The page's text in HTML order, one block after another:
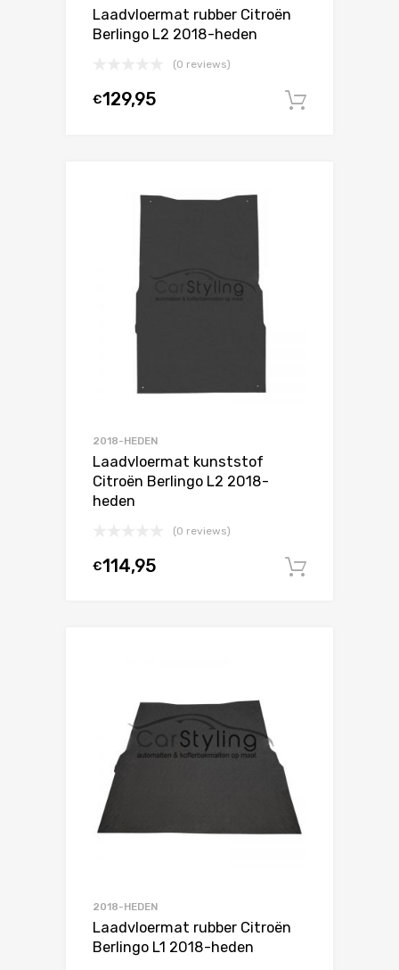
Laadvloermat rubber Citroën
Berlingo L2 2018-heden
(0 reviews)
€129,95
2018-HEDEN
Laadvloermat kunststof
Citroën Berlingo L2 2018-
heden
(0 reviews)
€114,95
2018-HEDEN
Laadvloermat rubber Citroën
Berlingo L1 2018-heden